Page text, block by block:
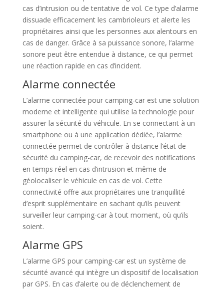
cas d’intrusion ou de tentative de vol. Ce type d’alarme
dissuade efficacement les cambrioleurs et alerte les
propriétaires ainsi que les personnes aux alentours en
cas de danger. Grâce à sa puissance sonore, l’alarme
sonore peut être entendue à distance, ce qui permet
une réaction rapide en cas d’incident.
Alarme connectée
L’alarme connectée pour camping-car est une solution
moderne et intelligente qui utilise la technologie pour
assurer la sécurité du véhicule. En se connectant à un
smartphone ou à une application dédiée, l’alarme
connectée permet de contrôler à distance l’état de
sécurité du camping-car, de recevoir des notifications
en temps réel en cas d’intrusion et même de
géolocaliser le véhicule en cas de vol. Cette
connectivité offre aux propriétaires une tranquillité
d’esprit supplémentaire en sachant qu’ils peuvent
surveiller leur camping-car à tout moment, où qu’ils
soient.
Alarme GPS
L’alarme GPS pour camping-car est un système de
sécurité avancé qui intègre un dispositif de localisation
par GPS. En cas d’alerte ou de déclenchement de